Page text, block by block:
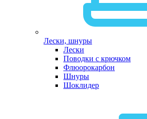
Лески, шнуры
Лески
Поводки с крючком
Флюорокарбон
Шнуры
Шоклидер